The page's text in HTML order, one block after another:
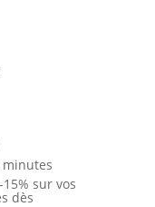
sur vos
dès